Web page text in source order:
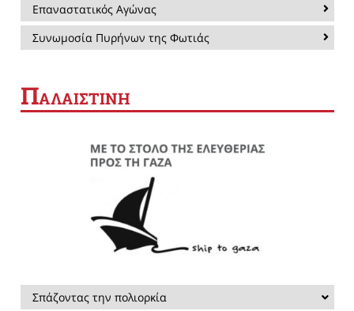
Επαναστατικός Αγώνας
Συνωμοσία Πυρήνων της Φωτιάς
ΠΑΛΑΙΣΤΙΝΗ
Σπάζοντας την πολιορκία